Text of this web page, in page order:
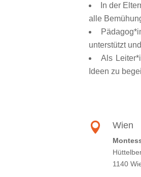
In der
alle
unterstützt
Als
Ideen zu
 Wien
1140